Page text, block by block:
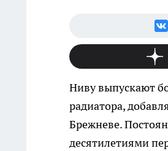
Ниву выпускают
радиатора,
Брежневе.
десятилетиями